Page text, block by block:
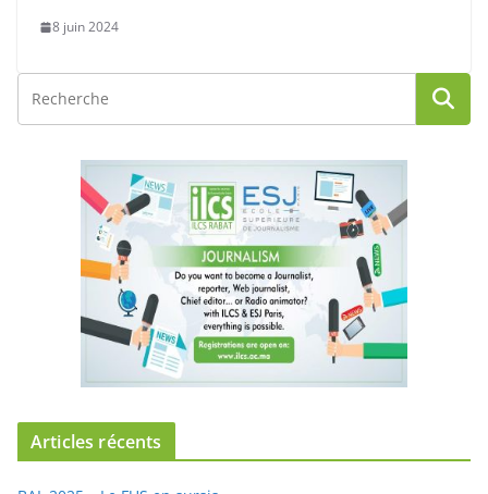
8 juin 2024
Articles récents